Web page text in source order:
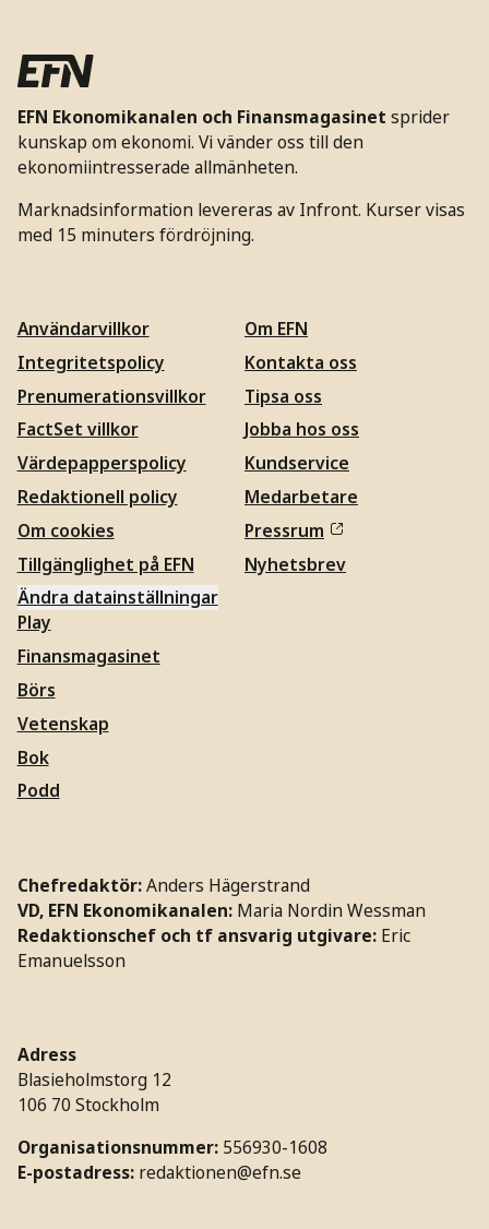
EFN Ekonomikanalen och Finansmagasinet sprider
kunskap om ekonomi. Vi vänder oss till den
ekonomiintresserade allmänheten.
Marknadsinformation levereras av Infront. Kurser visas
med 15 minuters fördröjning.
Användarvillkor
Integritetspolicy
Prenumerationsvillkor
FactSet villkor
Värdepapperspolicy
Redaktionell policy
Om cookies
Tillgänglighet på EFN
Ändra datainställningar
Om EFN
Kontakta oss
Tipsa oss
Jobba hos oss
Kundservice
Medarbetare
Pressrum
Nyhetsbrev
Play
Finansmagasinet
Börs
Vetenskap
Bok
Podd
Chefredaktör:Anders Hägerstrand
VD, EFN Ekonomikanalen: Maria Nordin Wessman
Redaktionschef och tf ansvarig utgivare: Eric
Emanuelsson
Adress
Blasieholmstorg 12
106 70 Stockholm
Organisationsnummer: 556930-1608
E-postadress: redaktionen@efn.se